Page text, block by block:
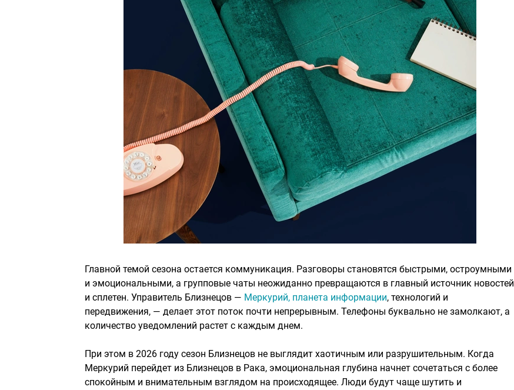
Главной темой сезона остается коммуникация. Разговоры становятся быстрыми, остроумными
и эмоциональными, а групповые чаты неожиданно превращаются в главный источник новостей
и сплетен. Управитель Близнецов — Меркурий, планета информации, технологий и
передвижения, — делает этот поток почти непрерывным. Телефоны буквально не замолкают, а
количество уведомлений растет с каждым днем.
При этом в 2026 году сезон Близнецов не выглядит хаотичным или разрушительным. Когда
Меркурий перейдет из Близнецов в Рака, эмоциональная глубина начнет сочетаться с более
спокойным и внимательным взглядом на происходящее. Люди будут чаще шутить и